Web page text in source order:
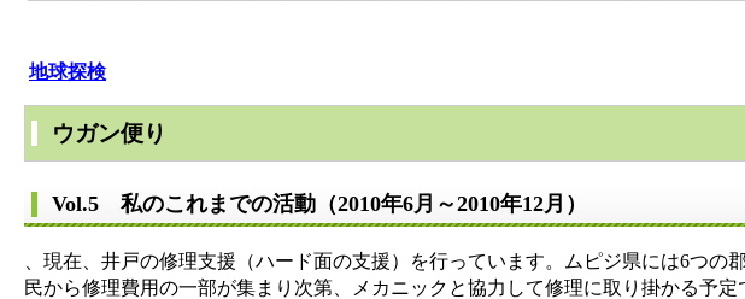
地球探検
ウガン便り
Vol.5 私のこれまでの活動（2010年6月～2010年12月）
、現在、井戸の修理支援（ハード面の支援）を行っています。ムピジ県には6つ
民から修理費用の一部が集まり次第、メカニックと協力して修理に取り掛かる予定